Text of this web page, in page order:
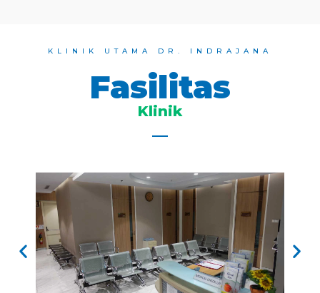
KLINIK UTAMA DR. INDRAJANA
Fasilitas
Klinik